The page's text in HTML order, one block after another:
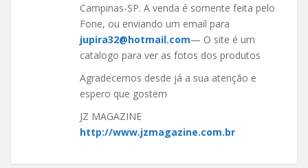
Campinas-SP. A venda é somente feita pelo
Fone, ou enviando um email para
jupira32@hotmail.com— O site é um
catalogo para ver as fotos dos produtos
Agradecemos desde já a sua atenção e
espero que gostem
JZ MAGAZINE
http://www.jzmagazine.com.br